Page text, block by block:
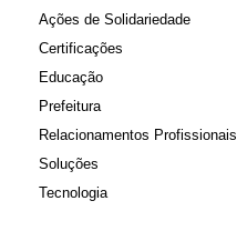
Ações de Solidariedade
Certificações
Educação
Prefeitura
Relacionamentos Profissionais
Soluções
Tecnologia